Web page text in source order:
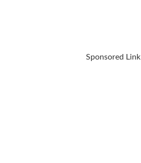
Sponsored Link